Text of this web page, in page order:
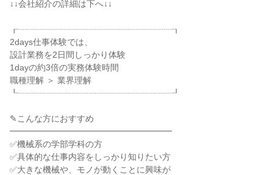
↓↓会社紹介の詳細は下へ↓↓
┎┈┈┈┈┈┈┈┈┈┈┈┈┈┈┈┈┈┈┒
2days仕事体験では、
設計業務を2日間しっかり体験
1dayの約3倍の実務体験時間
職種理解 ＞ 業界理解
┖┈┈┈┈┈┈┈┈┈┈┈┈┈┈┈┈┈┈┚
✎こんな方におすすめ
━━━━━━━━━━━━━━━━━━━
✅機械系の学部学科の方
✅具体的な仕事内容をしっかり知りたい方
✅大きな機械や、モノが動くことに興味が